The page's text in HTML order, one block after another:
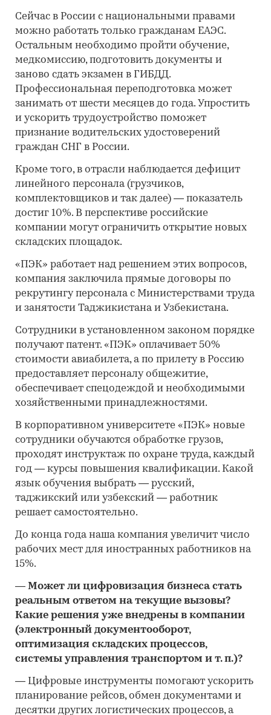
Сейчас в России с национальными правами
можно работать только гражданам ЕАЭС.
Остальным необходимо пройти обучение,
медкомиссию, подготовить документы и
заново сдать экзамен в ГИБДД.
Профессиональная переподготовка может
занимать от шести месяцев до года. Упростить
и ускорить трудоустройство поможет
признание водительских удостоверений
граждан СНГ в России.
Кроме того, в отрасли наблюдается дефицит
линейного персонала (грузчиков,
комплектовщиков и так далее) — показатель
достиг 10%. В перспективе российские
компании могут ограничить открытие новых
складских площадок.
«ПЭК» работает над решением этих вопросов,
компания заключила прямые договоры по
рекрутингу персонала с Министерствами труда
и занятости Таджикистана и Узбекистана.
Сотрудники в установленном законом порядке
получают патент. «ПЭК» оплачивает 50%
стоимости авиабилета, а по прилету в Россию
предоставляет персоналу общежитие,
обеспечивает спецодеждой и необходимыми
хозяйственными принадлежностями.
В корпоративном университете «ПЭК» новые
сотрудники обучаются обработке грузов,
проходят инструктаж по охране труда, каждый
год — курсы повышения квалификации. Какой
язык обучения выбрать — русский,
таджикский или узбекский — работник
решает самостоятельно.
До конца года наша компания увеличит число
рабочих мест для иностранных работников на
15%.
— Может ли цифровизация бизнеса стать
реальным ответом на текущие вызовы?
Какие решения уже внедрены в компании
(электронный документооборот,
оптимизация складских процессов,
системы управления транспортом и т. п.)?
— Цифровые инструменты помогают ускорить
планирование рейсов, обмен документами и
десятки других логистических процессов, а